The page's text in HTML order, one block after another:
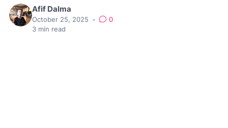
Afif Dalma
October 25, 2025 •
0
3 min read